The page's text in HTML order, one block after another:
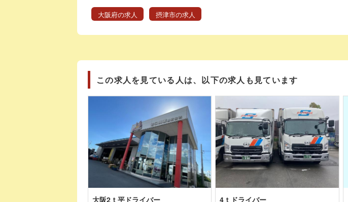
大阪府の求人 摂津市の求人
この求人を見ている人は、以下の求人も見ています
大阪2ｔ平ドライバー 4ｔドライバー